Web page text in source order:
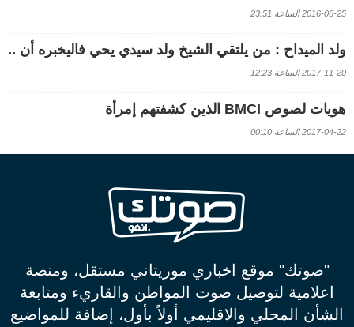
2016-06-25 الساعة 23:51
ولد الميداح : من يلتقي الشيخ ولد سيدي يحي فاليخبره أن ..
2017-11-20 الساعة 12:23
هويات لصوص BMCI الذين كشفتهم إمرأة
2017-04-22 الساعة 00:10
"صوتك" موقع اخباري موريتاني مستقل، ومنصة
اعلامية لتوصيل صوت المواطن والقاريء ومتابعة
الشأن المحلي والاقليمي أولاً بأول، إضافة للمواضيع